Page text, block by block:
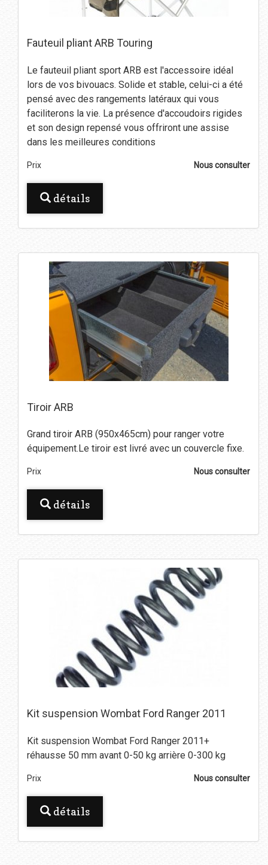
Fauteuil pliant ARB Touring
Le fauteuil pliant sport ARB est l'accessoire idéal
lors de vos bivouacs. Solide et stable, celui-ci a été
pensé avec des rangements latéraux qui vous
faciliterons la vie. La présence d'accoudoirs rigides
et son design repensé vous offriront une assise
dans les meilleures conditions
Prix Nous consulter
détails
Tiroir ARB
Grand tiroir ARB (950x465cm) pour ranger votre
équipement.Le tiroir est livré avec un couvercle fixe.
Prix Nous consulter
détails
Kit suspension Wombat Ford Ranger 2011
Kit suspension Wombat Ford Ranger 2011+
réhausse 50 mm avant 0-50 kg arrière 0-300 kg
Prix Nous consulter
détails